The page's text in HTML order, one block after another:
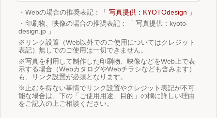
・Webの場合の推奨表記：「 写真提供：KYOTOdesign 」
・印刷物、映像の場合の推奨表記：「 写真提供：kyoto-
design.jp 」
※リンク設置（Web以外でのご使用についてはクレジット
表記）無しでのご使用は一切できません。
※写真を利用して制作した印刷物、映像などをWeb上で表
示する場合（WebカタログやWebチラシなども含みます）
も、リンク設置が必須となります。
※止むを得ない事情でリンク設置やクレジット表記が不可
能な場合は、下の「ご使用用途、目的」の欄に詳しい理由
をご記入の上ご相談ください。